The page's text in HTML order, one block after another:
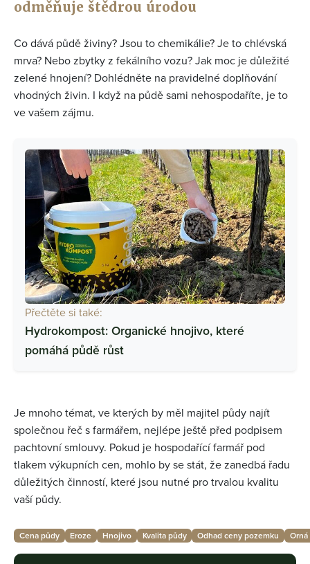
odměňuje štědrou úrodou
Co dává půdě živiny? Jsou to chemikálie? Je to chlévská
mrva? Nebo zbytky z fekálního vozu? Jak moc je důležité
zelené hnojení? Dohlédněte na pravidelné doplňování
vhodných živin. I když na půdě sami nehospodaříte, je to
ve vašem zájmu.
Přečtěte si také:
Hydrokompost: Organické hnojivo, které
pomáhá půdě růst
Je mnoho témat, ve kterých by měl majitel půdy najít
společnou řeč s farmářem, nejlépe ještě před podpisem
pachtovní smlouvy. Pokud je hospodařící farmář pod
tlakem výkupních cen, mohlo by se stát, že zanedbá řadu
důležitých činností, které jsou nutné pro trvalou kvalitu
vaší půdy.
Cena půdy Eroze Hnojivo Kvalita půdy Odhad ceny pozemku